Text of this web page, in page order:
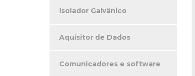
Isolador Galvânico
Aquisitor de Dados
Comunicadores e software